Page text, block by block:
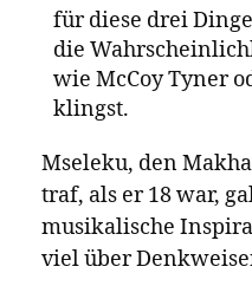
Makhathini als
Note, dem
Jazz-Label von
genommen wurde.
Die Aufnahme bei
Kataloge von Miles
führt, ist eine Ehre,
jeder